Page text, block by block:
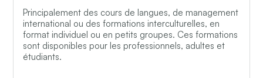
Principalement des cours de langues, de management
international ou des formations interculturelles, en
format individuel ou en petits groupes. Ces formations
sont disponibles pour les professionnels, adultes et
étudiants.